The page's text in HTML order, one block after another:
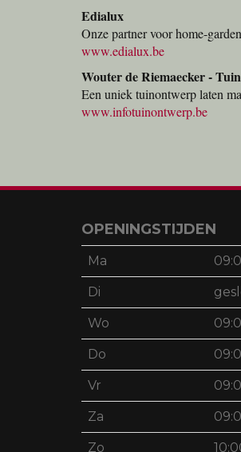
Edialux
Onze partner voor home-
www.edialux.be
Wouter de Riemaecker -
Een uniek tuinontwerp laten
www.infotuinontwerp.be
OPENINGSTIJDEN
Ma
Di
Wo
Do
Vr
Za
Zo